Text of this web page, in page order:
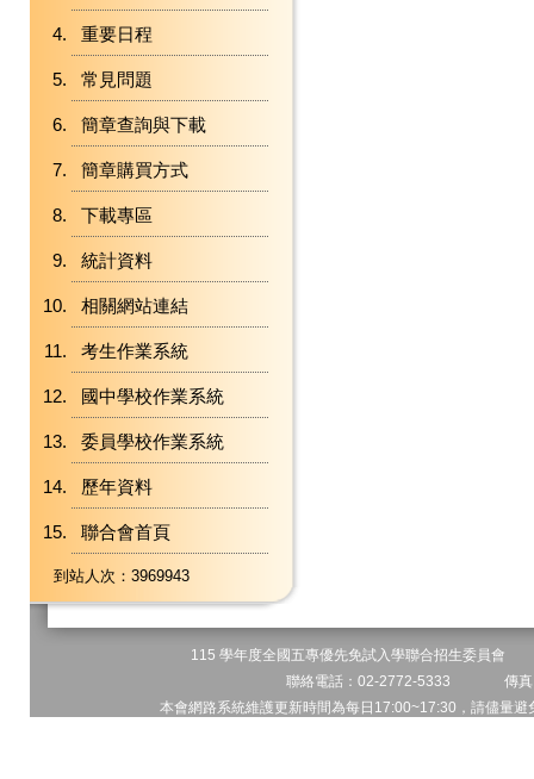
重要日程
常見問題
簡章查詢與下載
簡章購買方式
下載專區
統計資料
相關網站連結
考生作業系統
國中學校作業系統
委員學校作業系統
歷年資料
聯合會首頁
到站人次：3969943
115 學年度全國五專優先免試入學聯合招生委員會
聯絡電話：02-2772-5333 傳
本會網路系統維護更新時間為每日17:00~17:30，請儘量